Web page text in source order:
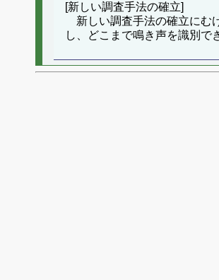
[新しい調査手法の確立]
新しい調査手法の確立にむ
し、どこまで鳴き声を識別で